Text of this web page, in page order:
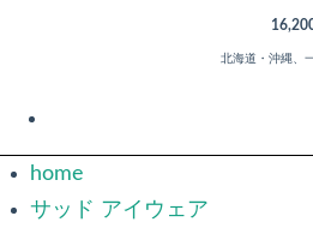
北海道・沖縄、
home
サッド アイウェア